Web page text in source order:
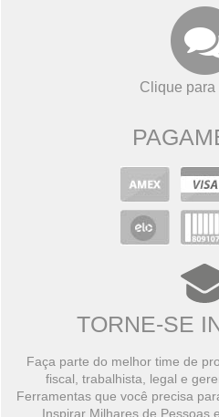
Clique para
TORNE-SE
Faça parte do melhor time de
fiscal, trabalhista, legal e
Ferramentas que você precisa
Inspirar Milhares de Pessoas